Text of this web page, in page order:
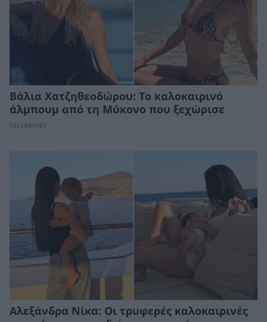
Βάλια Χατζηθεοδώρου: Το καλοκαιρινό
άλμπουμ από τη Μύκονο που ξεχώρισε
CELEBRITIES
Αλεξάνδρα Νίκα: Οι τρυφερές καλοκαιρινές